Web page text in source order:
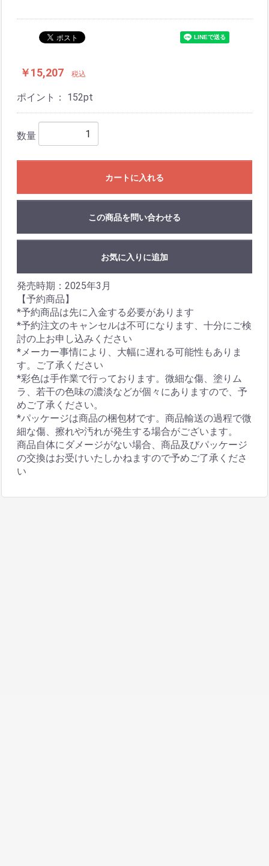
￥15,207 税込
ポイント： 152pt
数量
カートに入れる
この商品を問い合わせる
お気に入りに追加
発売時期：2025年3月
【予約商品】
*予約商品は先に入金する必要があります
*予約注文のキャンセルは不可になります、十分にご検
討の上お申し込みください
*メーカー事情により、大幅に遅れる可能性もありま
す。ご了承ください
*彩色は手作業で行っております。微細な傷、塗りム
ラ、若干の色味の濃淡などが個々にありますので、予
めご了承ください。
*パッケージは商品の梱包材です。商品輸送の過程で微
細な傷、擦れや汚れが発生する場合がございます。
商品自体にダメージがない場合、商品及びパッケージ
の交換はお受けいたしかねますので予めご了承くださ
い